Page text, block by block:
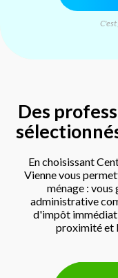
Des
En choisissant
Vienne vous
ménage :
administrative
d'impôt
proximité et